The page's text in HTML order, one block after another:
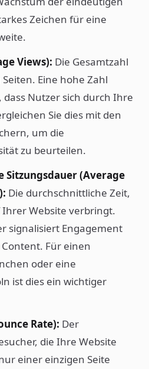
Zeichen für eine
Views): Die Gesamtzahl
Eine hohe Zahl
Nutzer sich durch Ihre
Sie dies mit den
um die
zu beurteilen.
Sitzungsdauer (Average
Die durchschnittliche Zeit,
Website verbringt.
signalisiert Engagement
Für einen
oder eine
ist dies ein wichtiger
Rate): Der
die Ihre Website
einer einzigen Seite